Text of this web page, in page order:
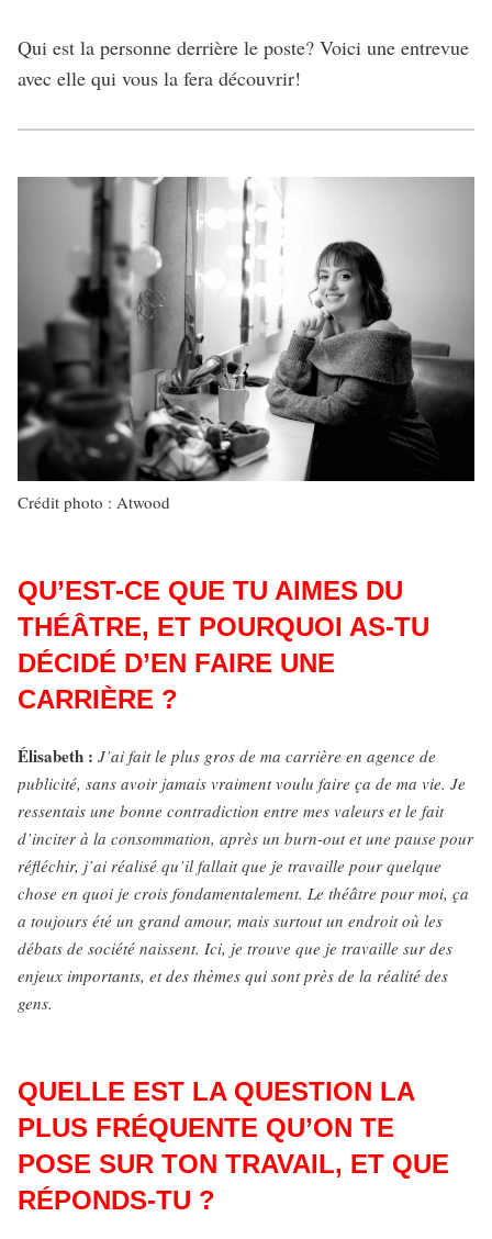
Qui est la personne derrière le poste? Voici une entrevue
avec elle qui vous la fera découvrir!
Crédit photo : Atwood
QU’EST-CE QUE TU AIMES DU
THÉÂTRE, ET POURQUOI AS-TU
DÉCIDÉ D’EN FAIRE UNE
CARRIÈRE ?
Élisabeth : J’ai fait le plus gros de ma carrière en agence de
publicité, sans avoir jamais vraiment voulu faire ça de ma vie. Je
ressentais une bonne contradiction entre mes valeurs et le fait
d’inciter à la consommation, après un burn-out et une pause pour
réfléchir, j’ai réalisé qu’il fallait que je travaille pour quelque
chose en quoi je crois fondamentalement. Le théâtre pour moi, ça
a toujours été un grand amour, mais surtout un endroit où les
débats de société naissent. Ici, je trouve que je travaille sur des
enjeux importants, et des thèmes qui sont près de la réalité des
gens.
QUELLE EST LA QUESTION LA
PLUS FRÉQUENTE QU’ON TE
POSE SUR TON TRAVAIL, ET QUE
RÉPONDS-TU ?